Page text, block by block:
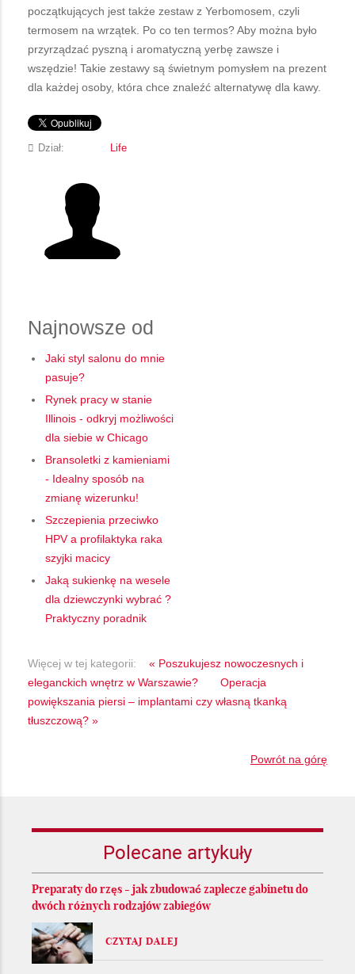
początkujących jest także zestaw z Yerbomosem, czyli
termosem na wrzątek. Po co ten termos? Aby można było
przyrządzać pyszną i aromatyczną yerbę zawsze i
wszędzie! Takie zestawy są świetnym pomysłem na prezent
dla każdej osoby, która chce znaleźć alternatywę dla kawy.
Dział: Life
Najnowsze od
Jaki styl salonu do mnie
pasuje?
Rynek pracy w stanie
Illinois - odkryj możliwości
dla siebie w Chicago
Bransoletki z kamieniami
- Idealny sposób na
zmianę wizerunku!
Szczepienia przeciwko
HPV a profilaktyka raka
szyjki macicy
Jaką sukienkę na wesele
dla dziewczynki wybrać ?
Praktyczny poradnik
Więcej w tej kategorii:
« Poszukujesz nowoczesnych i
eleganckich wnętrz w Warszawie?
Operacja
powiększania piersi – implantami czy własną tkanką
tłuszczową? »
Powrót na górę
Polecane artykuły
Preparaty do rzęs - jak zbudować zaplecze gabinetu do
dwóch różnych rodzajów zabiegów
CZYTAJ DALEJ